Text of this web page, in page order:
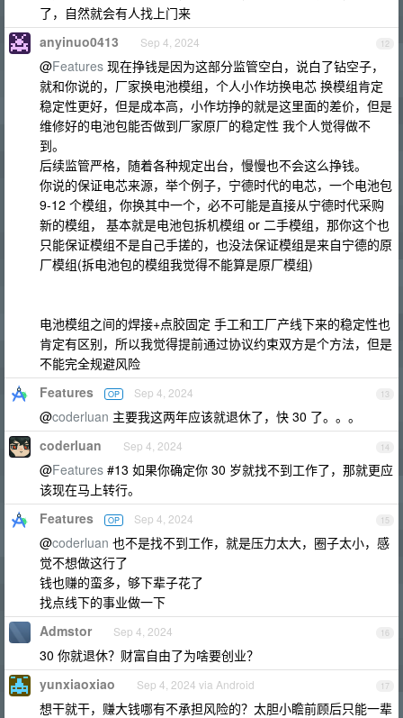
了，自然就会有人找上门来
12
anyinuo0413 Sep 4, 2024
@Features 现在挣钱是因为这部分监管空白，说白了钻空子，
就和你说的，厂家换电池模组，个人小作坊换电芯 换模组肯定
稳定性更好，但是成本高，小作坊挣的就是这里面的差价，但是
维修好的电池包能否做到厂家原厂的稳定性 我个人觉得做不
到。
后续监管严格，随着各种规定出台，慢慢也不会这么挣钱。
你说的保证电芯来源，举个例子，宁德时代的电芯，一个电池包
9-12 个模组，你换其中一个，必不可能是直接从宁德时代采购
新的模组， 基本就是电池包拆机模组 or 二手模组，那你这个也
只能保证模组不是自己手搓的，也没法保证模组是来自宁德的原
厂模组(拆电池包的模组我觉得不能算是原厂模组)
电池模组之间的焊接+点胶固定 手工和工厂产线下来的稳定性也
肯定有区别，所以我觉得提前通过协议约束双方是个方法，但是
不能完全规避风险
13
Features OP Sep 4, 2024
@coderluan 主要我这两年应该就退休了，快 30 了。。。
14
coderluan Sep 4, 2024
@Features #13 如果你确定你 30 岁就找不到工作了，那就更应
该现在马上转行。
15
Features OP Sep 4, 2024
@coderluan 也不是找不到工作，就是压力太大，圈子太小，感
觉不想做这行了
钱也赚的蛮多，够下辈子花了
找点线下的事业做一下
16
Admstor Sep 4, 2024
30 你就退休？财富自由了为啥要创业？
17
yunxiaoxiao Sep 4, 2024 via Android
想干就干，赚大钱哪有不承担风险的？太胆小瞻前顾后只能一辈